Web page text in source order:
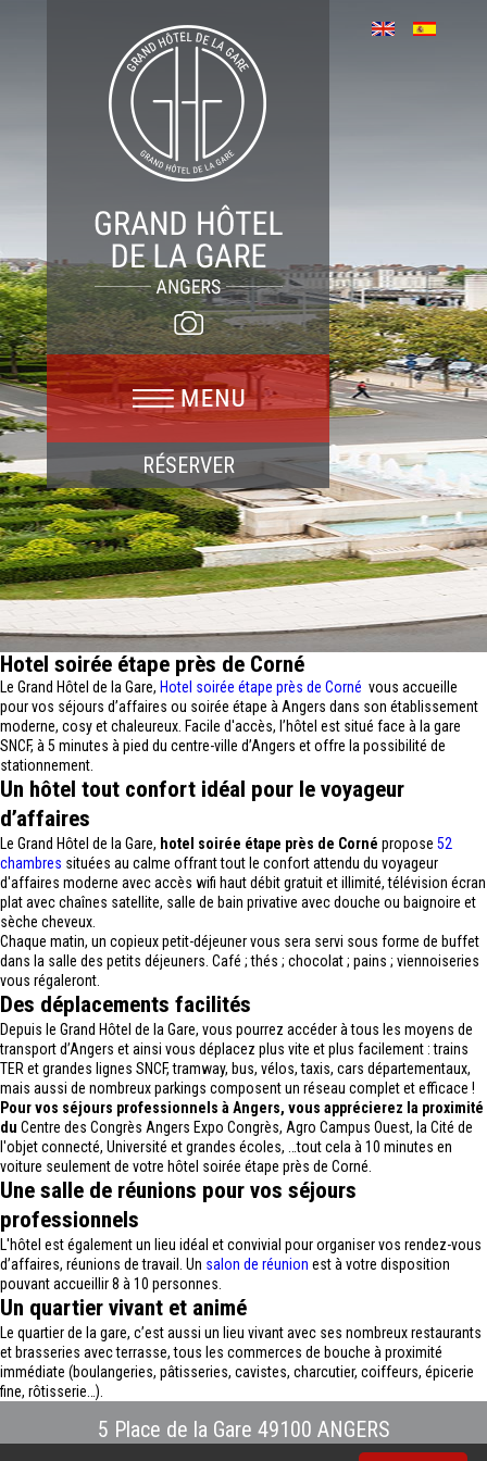
RÉSERVER
Hotel soirée étape près de Corné
Le Grand Hôtel de la Gare, Hotel soirée étape près de Corné vous accueille
pour vos séjours d’affaires ou soirée étape à Angers dans son établissement
moderne, cosy et chaleureux. Facile d'accès, l’hôtel est situé face à la gare
SNCF, à 5 minutes à pied du centre-ville d’Angers et offre la possibilité de
stationnement.
Un hôtel tout confort idéal pour le voyageur
d’affaires
Le Grand Hôtel de la Gare, hotel soirée étape près de Corné propose 52
chambres situées au calme offrant tout le confort attendu du voyageur
d'affaires moderne avec accès wifi haut débit gratuit et illimité, télévision écran
plat avec chaînes satellite, salle de bain privative avec douche ou baignoire et
sèche cheveux.
Chaque matin, un copieux petit-déjeuner vous sera servi sous forme de buffet
dans la salle des petits déjeuners. Café ; thés ; chocolat ; pains ; viennoiseries
vous régaleront.
Des déplacements facilités
Depuis le Grand Hôtel de la Gare, vous pourrez accéder à tous les moyens de
transport d’Angers et ainsi vous déplacez plus vite et plus facilement : trains
TER et grandes lignes SNCF, tramway, bus, vélos, taxis, cars départementaux,
mais aussi de nombreux parkings composent un réseau complet et efficace !
Pour vos séjours professionnels à Angers, vous apprécierez la proximité
du Centre des Congrès Angers Expo Congrès, Agro Campus Ouest, la Cité de
l'objet connecté, Université et grandes écoles, …tout cela à 10 minutes en
voiture seulement de votre hôtel soirée étape près de Corné.
Une salle de réunions pour vos séjours
professionnels
L'hôtel est également un lieu idéal et convivial pour organiser vos rendez-vous
d’affaires, réunions de travail. Un salon de réunion est à votre disposition
pouvant accueillir 8 à 10 personnes.
Un quartier vivant et animé
Le quartier de la gare, c’est aussi un lieu vivant avec ses nombreux restaurants
et brasseries avec terrasse, tous les commerces de bouche à proximité
immédiate (boulangeries, pâtisseries, cavistes, charcutier, coiffeurs, épicerie
fine, rôtisserie…).
5 Place de la Gare 49100 ANGERS
info@hotel-angers.fr